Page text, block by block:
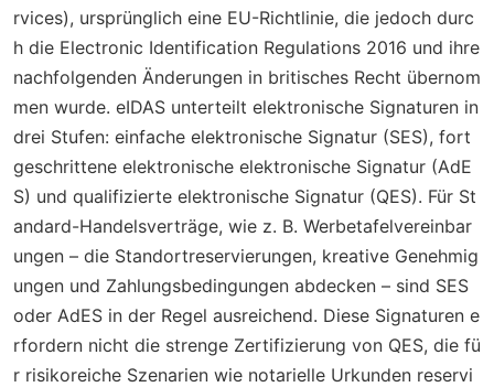
rvices), ursprünglich eine EU-Richtlinie, die jedoch durc
h die Electronic Identification Regulations 2016 und ihre
nachfolgenden Änderungen in britisches Recht übernom
men wurde. eIDAS unterteilt elektronische Signaturen in
drei Stufen: einfache elektronische Signatur (SES), fort
geschrittene elektronische elektronische Signatur (AdE
S) und qualifizierte elektronische Signatur (QES). Für St
andard-Handelsverträge, wie z. B. Werbetafelvereinbar
ungen – die Standortreservierungen, kreative Genehmig
ungen und Zahlungsbedingungen abdecken – sind SES
oder AdES in der Regel ausreichend. Diese Signaturen e
rfordern nicht die strenge Zertifizierung von QES, die fü
r risikoreiche Szenarien wie notarielle Urkunden reservi